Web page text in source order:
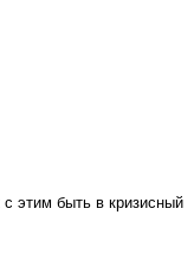
этим быть в кризисный